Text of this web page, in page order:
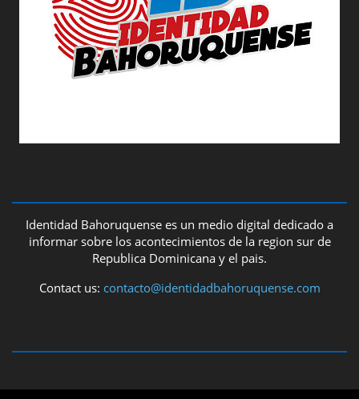
Identidad Bahoruquense es un medio digital dedicado a
informar sobre los acontecimientos de la region sur de
Republica Dominicana y el pais.
Contact us: contacto@identidadbahoruquense.com